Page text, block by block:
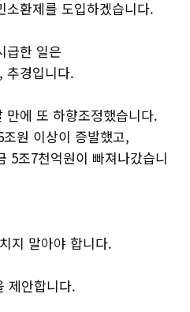
환제를 도입하겠습니다.
급한 일은
추경입니다.
에 또 하향조정했습니다.
원 이상이 증발했고,
5조7천억원이 빠져나갔습니
지 말아야 합니다.
제안합니다.